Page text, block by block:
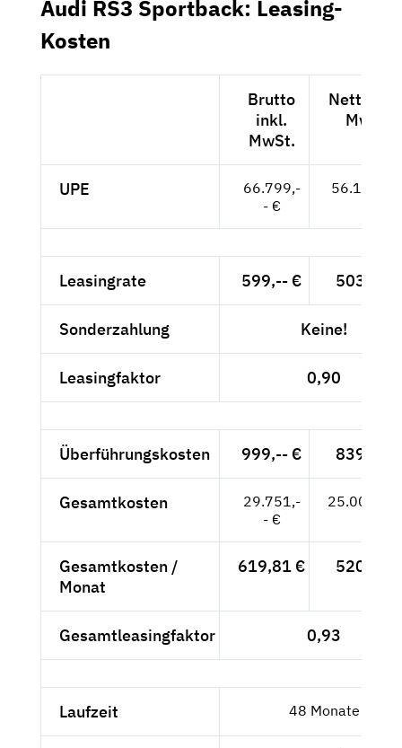
Audi RS3 Sportback: Leasing-
Kosten
Brutto
inkl.
MwSt.
Netto
MwSt.
UPE
66.799,-
- €
56.134,--
Leasingrate 599,-- € 503,36 €
Sonderzahlung Keine!
Leasingfaktor 0,90
Überführungskosten 999,-- € 839,50 €
Gesamtkosten
29.751,-
- €
25.000,84
Gesamtkosten /
Monat
619,81 € 520,85 €
Gesamtleasingfaktor 0,93
Laufzeit 48 Monate